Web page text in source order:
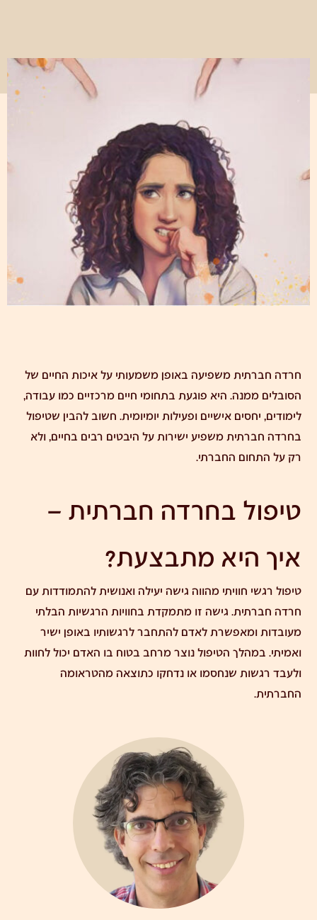
חרדה חברתית משפיעה באופן משמעותי על איכות החיים של
הסובלים ממנה. היא פוגעת בתחומי חיים מרכזיים כמו עבודה,
לימודים, יחסים אישיים ופעילות יומיומית. חשוב להבין שטיפול
בחרדה חברתית משפיע ישירות על היבטים רבים בחיים, ולא
רק על התחום החברתי.
טיפול בחרדה חברתית –
איך היא מתבצעת?
טיפול רגשי חוויתי מהווה גישה יעילה ואנושית להתמודדות עם
חרדה חברתית. גישה זו מתמקדת בחוויות הרגשיות הבלתי
מעובדות ומאפשרת לאדם להתחבר לרגשותיו באופן ישיר
ואמיתי. במהלך הטיפול נוצר מרחב בטוח בו האדם יכול לחוות
ולעבד רגשות שנחסמו או נדחקו כתוצאה מהטראומה
החברתית.